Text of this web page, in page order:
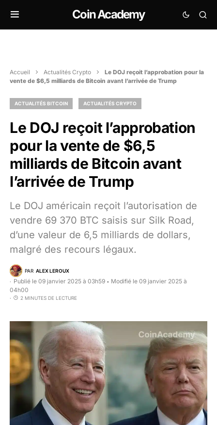
Coin Academy
Accueil Actualités Crypto
Le DOJ reçoit l’approbation pour la
vente de $6,5 milliards de Bitcoin avant l’arrivée de Trump
ACTUALITÉS BITCOIN ACTUALITÉS CRYPTO
Le DOJ reçoit l’approbation
pour la vente de $6,5
milliards de Bitcoin avant
l’arrivée de Trump
Le DOJ américain reçoit l’autorisation de
vendre 69 370 BTC saisis sur Silk Road,
d’une valeur de 6,5 milliards de dollars,
malgré des recours légaux.
PAR ALEX LEROUX
Publié le 09 janvier 2025 à 03h59 • Modifié le 09 janvier 2025 à
04h00
2 MINUTES DE LECTURE